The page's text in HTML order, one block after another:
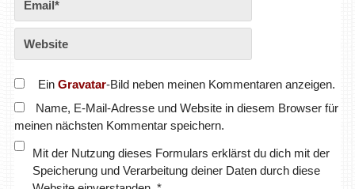
Ein Gravatar-Bild neben meinen Kommentaren anzeigen.
Name, E-Mail-Adresse und Website in diesem Browser für
meinen nächsten Kommentar speichern.
Mit der Nutzung dieses Formulars erklärst du dich mit der
Speicherung und Verarbeitung deiner Daten durch diese